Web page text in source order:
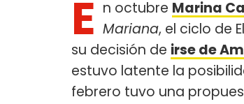
E n octubre Marina
Mariana, el ciclo de
su decisión de irse de
estuvo latente la
febrero tuvo una